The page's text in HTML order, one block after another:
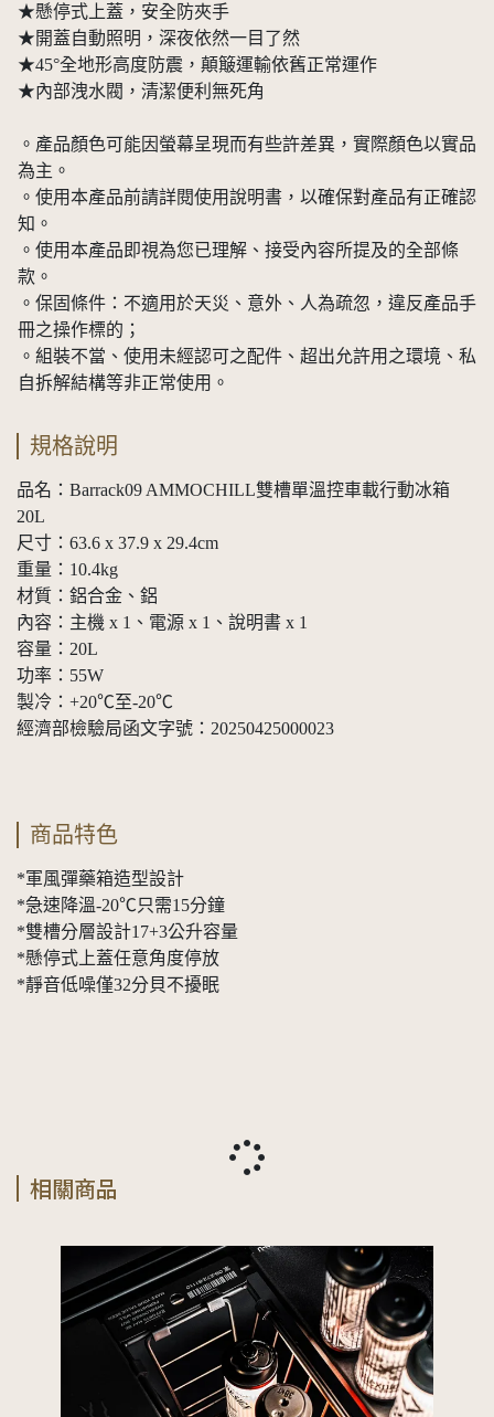
★懸停式上蓋，安全防夾手
★開蓋自動照明，深夜依然一目了然
★45°全地形高度防震，顛簸運輸依舊正常運作
★內部洩水閥，清潔便利無死角
。產品顏色可能因螢幕呈現而有些許差異，實際顏色以實品
為主。
。使用本產品前請詳閱使用說明書，以確保對產品有正確認
知。
。使用本產品即視為您已理解、接受內容所提及的全部條
款。
。保固條件：不適用於天災、意外、人為疏忽，違反產品手
冊之操作標的；
。組裝不當、使用未經認可之配件、超出允許用之環境、私
自拆解結構等非正常使用。
規格說明
品名：Barrack09 AMMOCHILL雙槽單溫控車載行動冰箱
20L
尺寸：63.6 x 37.9 x 29.4cm
重量：10.4kg
材質：鋁合金、鋁
內容：主機 x 1、電源 x 1、說明書 x 1
容量：20L
功率：55W
製冷：+20℃至-20℃
經濟部檢驗局函文字號：20250425000023
商品特色
*軍風彈藥箱造型設計
*急速降溫-20℃只需15分鐘
*雙槽分層設計17+3公升容量
*懸停式上蓋任意角度停放
*靜音低噪僅32分貝不擾眠
相關商品